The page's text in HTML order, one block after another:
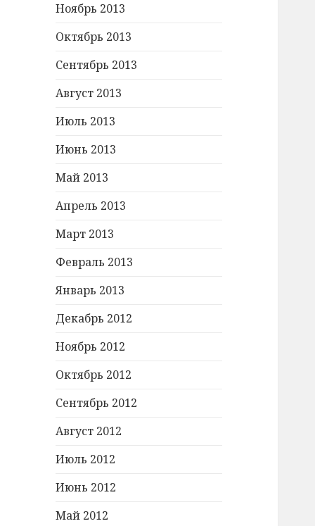
Ноябрь 2013
Октябрь 2013
Сентябрь 2013
Август 2013
Июль 2013
Июнь 2013
Май 2013
Апрель 2013
Март 2013
Февраль 2013
Январь 2013
Декабрь 2012
Ноябрь 2012
Октябрь 2012
Сентябрь 2012
Август 2012
Июль 2012
Июнь 2012
Май 2012